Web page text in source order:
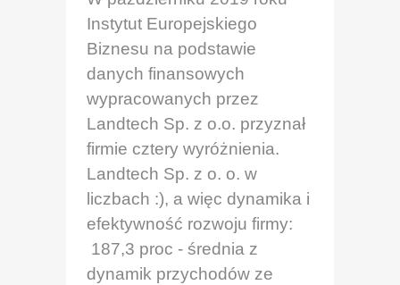
Instytut Europejskiego
Biznesu na podstawie
danych finansowych
wypracowanych przez
Landtech Sp. z o.o. przyznał
firmie cztery wyróżnienia.
Landtech Sp. z o. o. w
liczbach :), a więc dynamika i
efektywność rozwoju firmy:
187,3 proc - średnia z
dynamik przychodów ze